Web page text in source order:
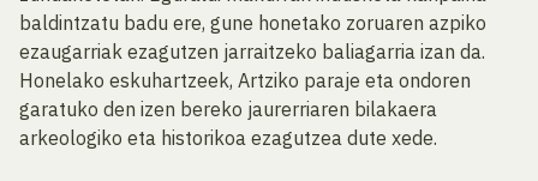
baldintzatu badu ere, gune honetako zoruaren azpiko
ezaugarriak ezagutzen jarraitzeko baliagarria izan da.
Honelako eskuhartzeek, Artziko paraje eta ondoren
garatuko den izen bereko jaurerriaren bilakaera
arkeologiko eta historikoa ezagutzea dute xede.